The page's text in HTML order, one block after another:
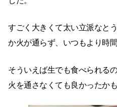
すごく大きくて太い立派なと
か火が通らず、いつもより時
そういえば生でも食べられる
火を通さなくても良かったかも